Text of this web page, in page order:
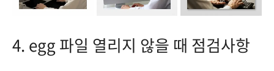
4. egg 파일 열리지 않을 때 점검사항